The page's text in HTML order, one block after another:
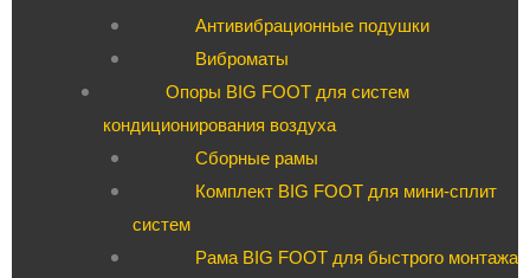
Антивибрационные подушки
Виброматы
Опоры BIG FOOT для систем
кондиционирования воздуха
Сборные рамы
Комплект BIG FOOT для мини-сплит
систем
Рама BIG FOOT для быстрого монтажа